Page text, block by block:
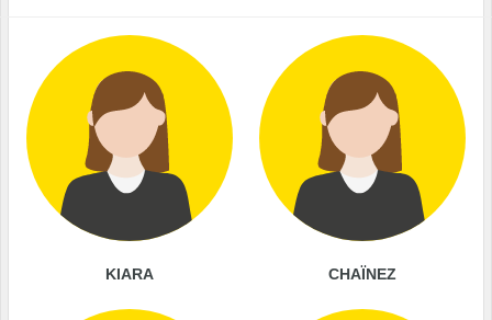
KIARA CHAÏNEZ